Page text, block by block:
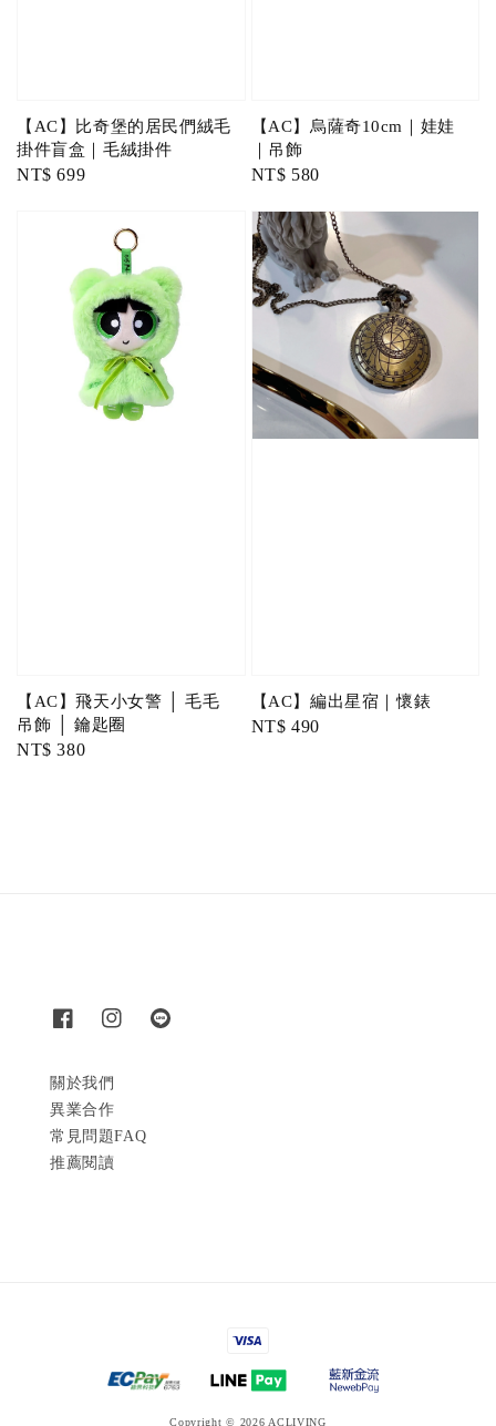
【AC】比奇堡的居民們絨毛
掛件盲盒｜毛絨掛件
Regular
NT$ 699
【AC】烏薩奇10cm｜娃娃
｜吊飾
Regular
NT$ 580
【AC】飛天小女警 │ 毛毛
吊飾 │ 鑰匙圈
Regular
NT$ 380
【AC】編出星宿｜懷錶
Regular
NT$ 490
關於我們
異業合作
常見問題FAQ
推薦閱讀
Copyright © 2026 ACLIVING